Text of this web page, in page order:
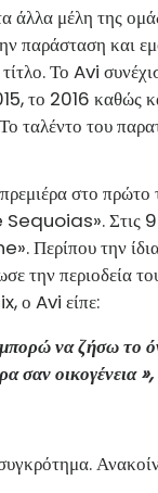
μέλη της
παράσταση και
Το Avi
το 2016 καθώς
ταλέντο του
στο
Στις 9
Περίπου την
περιοδεία
ο Avi είπε:
να ζήσω το
σαν οικογένεια »,